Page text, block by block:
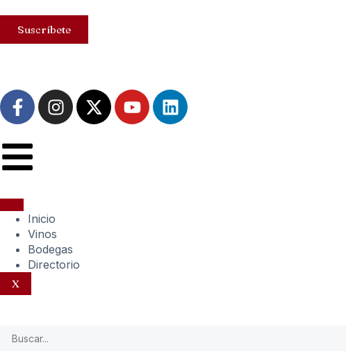
Suscríbete
Inicio
Vinos
Bodegas
Directorio
X